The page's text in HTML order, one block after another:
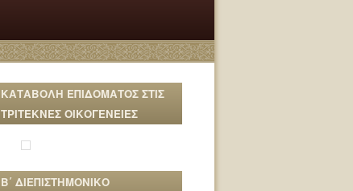
ΚΑΤΑΒΟΛΗ ΕΠΙΔΟΜΑΤΟΣ ΣΤΙΣ
ΤΡΙΤΕΚΝΕΣ ΟΙΚΟΓΕΝΕΙΕΣ
Β΄ ΔΙΕΠΙΣΤΗΜΟΝΙΚΟ